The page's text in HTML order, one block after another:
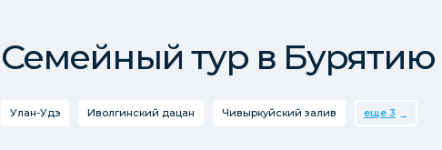
Семейный тур в Бурятию
Улан-Удэ Иволгинский дацан Чивыркуйский залив еще 3